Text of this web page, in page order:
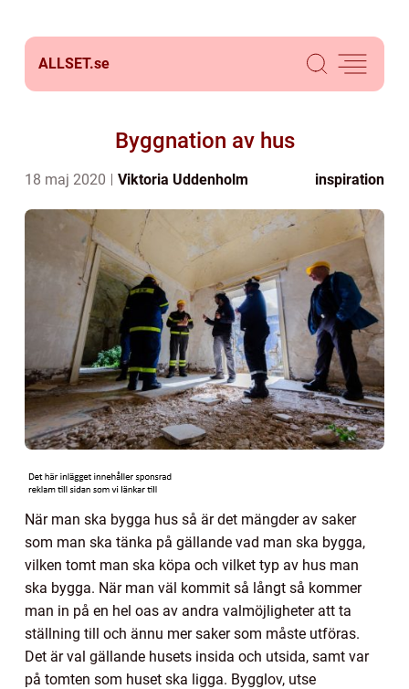
ALLSET.se
Byggnation av hus
18 maj 2020 Viktoria Uddenholm inspiration
När man ska bygga hus så är det mängder av saker
som man ska tänka på gällande vad man ska bygga,
vilken tomt man ska köpa och vilket typ av hus man
ska bygga. När man väl kommit så långt så kommer
man in på en hel oas av andra valmöjligheter att ta
ställning till och ännu mer saker som måste utföras.
Det är val gällande husets insida och utsida, samt var
på tomten som huset ska ligga. Bygglov, utse